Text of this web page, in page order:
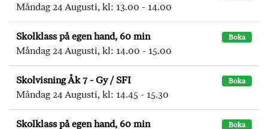
Måndag 24 Augusti, kl: 13.00 - 14.00
Skolklass på egen hand, 60 min Boka
Måndag 24 Augusti, kl: 14.00 - 15.00
Skolvisning Åk 7 - Gy / SFI Boka
Måndag 24 Augusti, kl: 14.45 - 15.30
Skolklass på egen hand, 60 min Boka